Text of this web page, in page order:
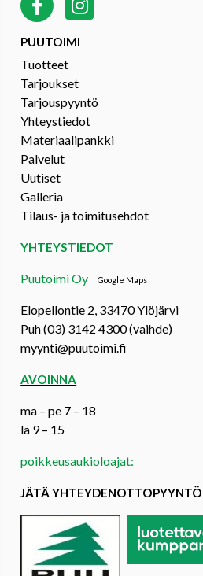
PUUTOIMI
Tuotteet
Tarjoukset
Tarjouspyyntö
Yhteystiedot
Materiaalipankki
Palvelut
Uutiset
Galleria
Tilaus- ja toimitusehdot
YHTEYSTIEDOT
Puutoimi OyGoogle Maps
Elopellontie 2, 33470 Ylöjärvi
Puh (03) 3142 4300 (vaihde)
myynti@puutoimi.fi
AVOINNA
ma – pe 7 – 18
la 9 – 15
poikkeusaukioloajat:
JÄTÄ YHTEYDENOTTOPYYNTÖ